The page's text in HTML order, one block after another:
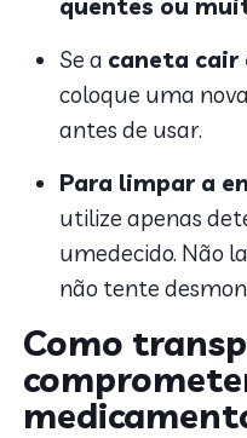
Se a caneta cair
coloque uma
antes de usar.
Para limpar a
utilize apenas
umedecido. Não
não tente
Como